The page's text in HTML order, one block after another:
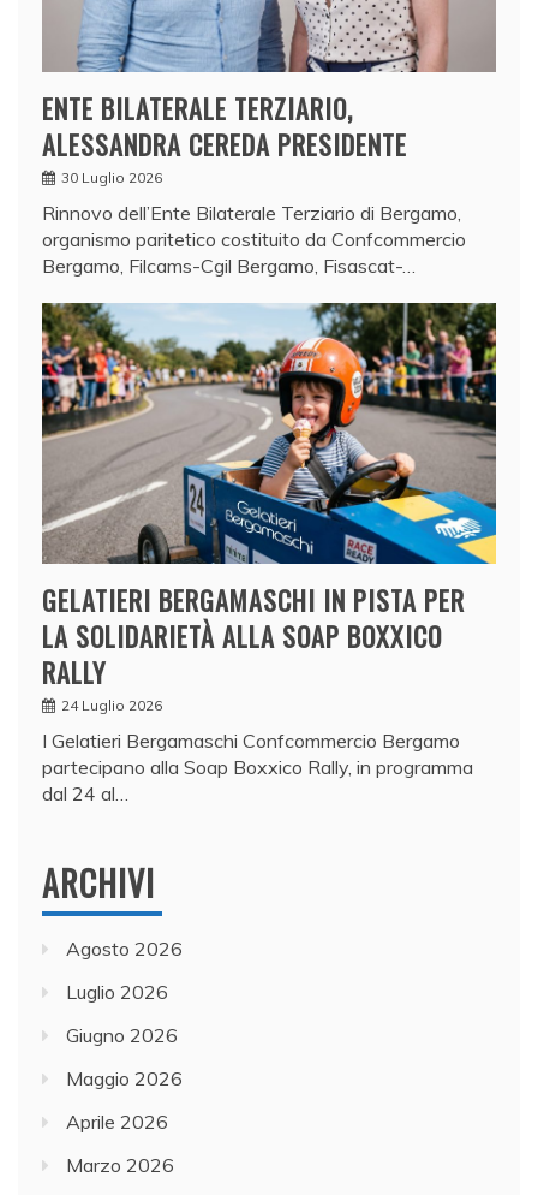
ENTE BILATERALE TERZIARIO,
ALESSANDRA CEREDA PRESIDENTE
30 Luglio 2026
Rinnovo dell’Ente Bilaterale Terziario di Bergamo,
organismo paritetico costituito da Confcommercio
Bergamo, Filcams-Cgil Bergamo, Fisascat-…
GELATIERI BERGAMASCHI IN PISTA PER
LA SOLIDARIETÀ ALLA SOAP BOXXICO
RALLY
24 Luglio 2026
I Gelatieri Bergamaschi Confcommercio Bergamo
partecipano alla Soap Boxxico Rally, in programma
dal 24 al…
ARCHIVI
Agosto 2026
Luglio 2026
Giugno 2026
Maggio 2026
Aprile 2026
Marzo 2026